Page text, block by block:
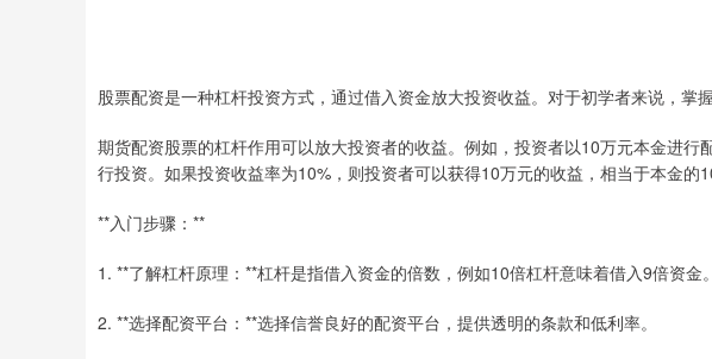
股票配资是一种杠杆投资方式，通过借入资金放大投资收益。对于初学者来说，掌
期货配资股票的杠杆作用可以放大投资者的收益。例如，投资者以10万元本金进
行投资。如果投资收益率为10%，则投资者可以获得10万元的收益，相当于本金的
**入门步骤：**
1. **了解杠杆原理：**杠杆是指借入资金的倍数，例如10倍杠杆意味着借入9倍资金
2. **选择配资平台：**选择信誉良好的配资平台，提供透明的条款和低利率。